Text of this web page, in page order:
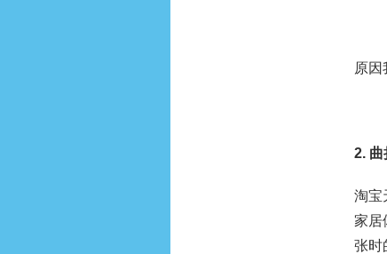
原因
2. 曲
淘宝
家居
张时